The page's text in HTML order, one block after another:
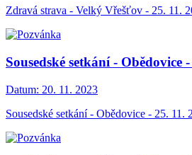
Zdravá strava - Velký Vřešťov - 25. 11.
Sousedské setkání - Obědovice
Datum: 20. 11. 2023
Sousedské setkání - Obědovice - 25. 11.